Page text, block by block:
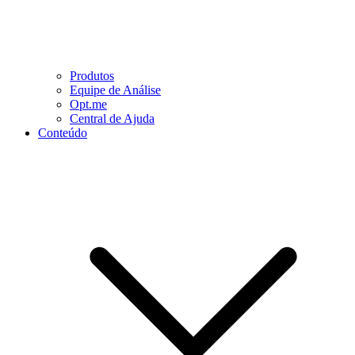
Produtos
Equipe de Análise
Opt.me
Central de Ajuda
Conteúdo